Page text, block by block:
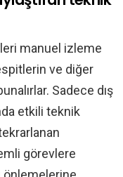
manuel izleme
ve diğer
Sadece dış
etkili teknik
görevlere